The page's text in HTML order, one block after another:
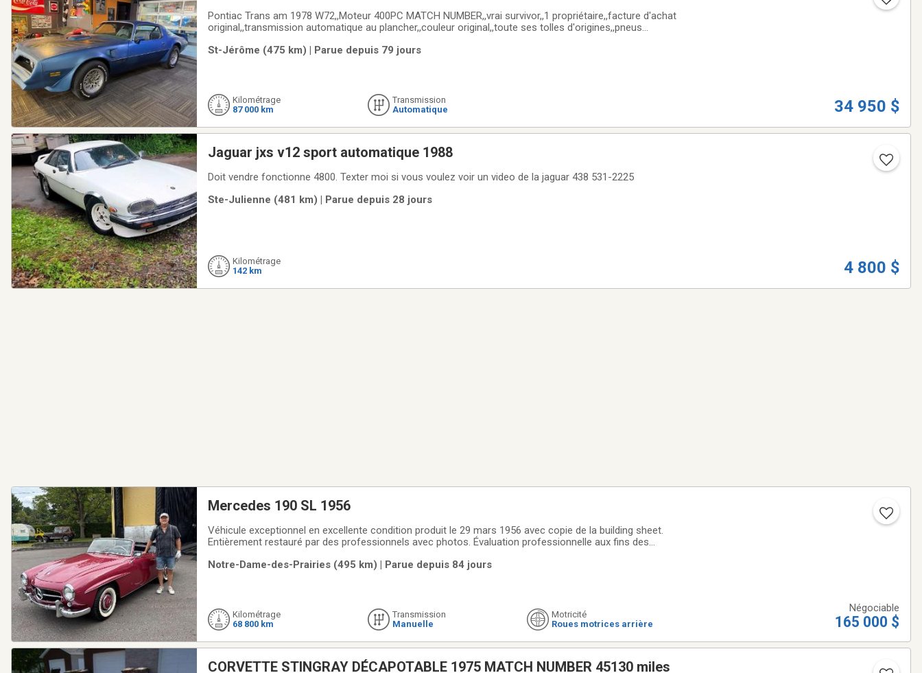
Pontiac Trans am 1978 W72,,Moteur 400PC MATCH NUMBER,,vrai survivor,,1 propriétaire,,facture d'achat
original,,transmission automatique au plancher,,couleur original,,toute ses tolles d'origines,,pneus
trans am 1978 W72 avec moteur 400pc
St-Jérôme (475 km) | Parue depuis 79 jours
Kilométrage
87 000 km
Transmission
Automatique
34 950 $
Jaguar jxs v12 sport automatique 1988
Doit vendre fonctionne 4800. Texter moi si vous voulez voir un video de la jaguar 438 531-2225
Ste-Julienne (481 km) | Parue depuis 28 jours
Kilométrage
142 km
4 800 $
Mercedes 190 SL 1956
Véhicule exceptionnel en excellente condition produit le 29 mars 1956 avec copie de la building sheet.
Entièrement restauré par des professionnels avec photos. Évaluation professionnelle aux fins des
dans un Concours d’élégance aux USA en 2017
Notre-Dame-des-Prairies (495 km) | Parue depuis 84 jours
Kilométrage
68 800 km
Transmission
Manuelle
Motricité
Roues motrices arrière
Négociable
165 000 $
CORVETTE STINGRAY DÉCAPOTABLE 1975 MATCH NUMBER 45130 miles